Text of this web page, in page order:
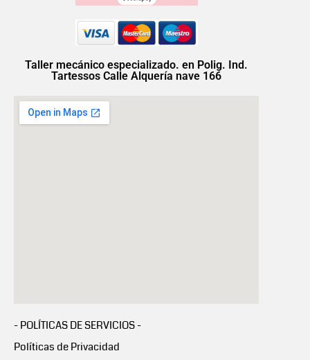
Taller mecánico especializado. en Polig. Ind.
Tartessos Calle Alquería nave 166
- POLÍTICAS DE SERVICIOS -
Políticas de Privacidad